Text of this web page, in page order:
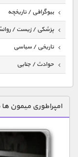
بیوگرافی / تاریخچه
پزشکی / زیست /
تاریخی / سیاسی
حوادث / جنایی
دنیای خوراکی ها
زمین شناسی / محیط
سازه/ معماری/
سرگرمی
امپراطوری میمون